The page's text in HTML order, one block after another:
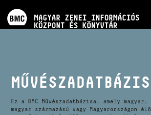
MAGYAR ZENEI INFORMÁCIÓS
KÖZPONT ÉS KÖNYVTÁR
KÉPZÉSEK
KIADVÁNYOK
MŰVÉSZADATBÁZIS
Ez a BMC Művészadatbázisa, amely magyar,
magyar származású vagy Magyarországon élő